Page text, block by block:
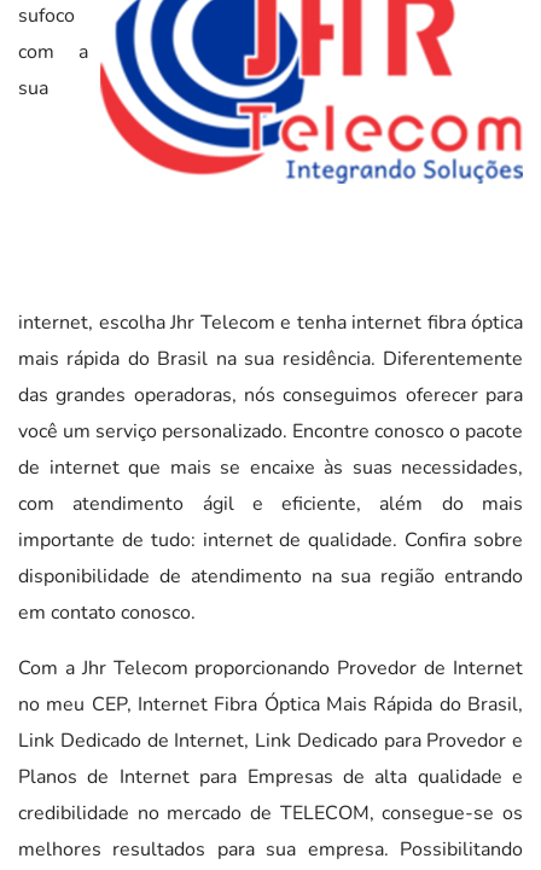
sufoco
com a
sua
internet, escolha Jhr Telecom e tenha internet fibra óptica
mais rápida do Brasil na sua residência. Diferentemente
das grandes operadoras, nós conseguimos oferecer para
você um serviço personalizado. Encontre conosco o pacote
de internet que mais se encaixe às suas necessidades,
com atendimento ágil e eficiente, além do mais
importante de tudo: internet de qualidade. Confira sobre
disponibilidade de atendimento na sua região entrando
em contato conosco.
Com a Jhr Telecom proporcionando Provedor de Internet
no meu CEP, Internet Fibra Óptica Mais Rápida do Brasil,
Link Dedicado de Internet, Link Dedicado para Provedor e
Planos de Internet para Empresas de alta qualidade e
credibilidade no mercado de TELECOM, consegue-se os
melhores resultados para sua empresa. Possibilitando